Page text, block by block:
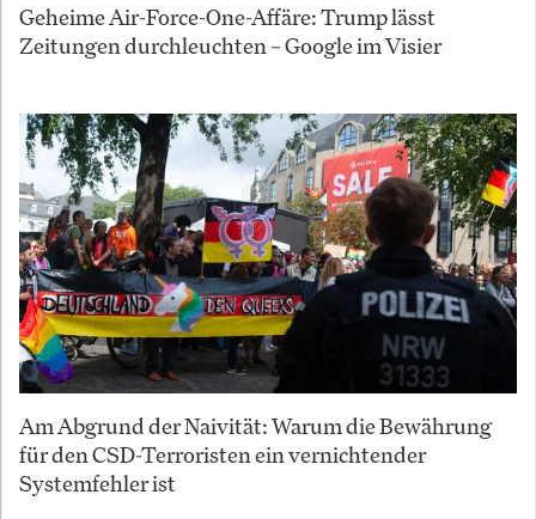
Geheime Air-Force-One-Affäre: Trump lässt
Zeitungen durchleuchten – Google im Visier
Am Abgrund der Naivität: Warum die Bewährung
für den CSD-Terroristen ein vernichtender
Systemfehler ist